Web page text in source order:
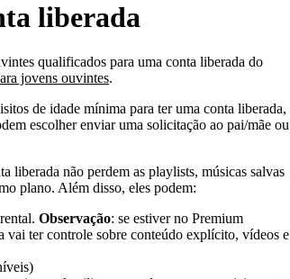
liberada
qualificados para uma conta liberada do
jovens ouvintes.
de idade mínima para ter uma conta liberada,
escolher enviar uma solicitação ao pai/mãe ou
liberada não perdem as playlists, músicas salvas
plano. Além disso, eles podem:
Observação: se estiver no Premium
ter controle sobre conteúdo explícito, vídeos e